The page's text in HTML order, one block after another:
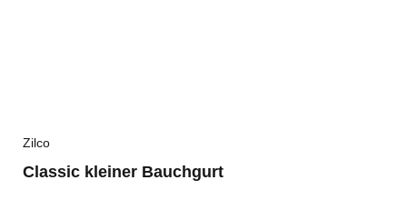
Zilco
Classic kleiner Bauchgurt